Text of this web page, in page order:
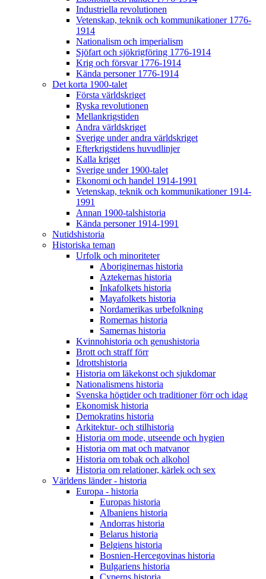
Industriella revolutionen
Vetenskap, teknik och kommunikationer 1776-
1914
Nationalism och imperialism
Sjöfart och sjökrigföring 1776-1914
Krig och försvar 1776-1914
Kända personer 1776-1914
Det korta 1900-talet
Första världskriget
Ryska revolutionen
Mellankrigstiden
Andra världskriget
Sverige under andra världskriget
Efterkrigstidens huvudlinjer
Kalla kriget
Sverige under 1900-talet
Ekonomi och handel 1914-1991
Vetenskap, teknik och kommunikationer 1914-
1991
Annan 1900-talshistoria
Kända personer 1914-1991
Nutidshistoria
Historiska teman
Urfolk och minoriteter
Aboriginernas historia
Aztekernas historia
Inkafolkets historia
Mayafolkets historia
Nordamerikas urbefolkning
Romernas historia
Samernas historia
Kvinnohistoria och genushistoria
Brott och straff förr
Idrottshistoria
Historia om läkekonst och sjukdomar
Nationalismens historia
Svenska högtider och traditioner förr och idag
Ekonomisk historia
Demokratins historia
Arkitektur- och stilhistoria
Historia om mode, utseende och hygien
Historia om mat och matvanor
Historia om tobak och alkohol
Historia om relationer, kärlek och sex
Världens länder - historia
Europa - historia
Europas historia
Albaniens historia
Andorras historia
Belarus historia
Belgiens historia
Bosnien-Hercegovinas historia
Bulgariens historia
Cyperns historia